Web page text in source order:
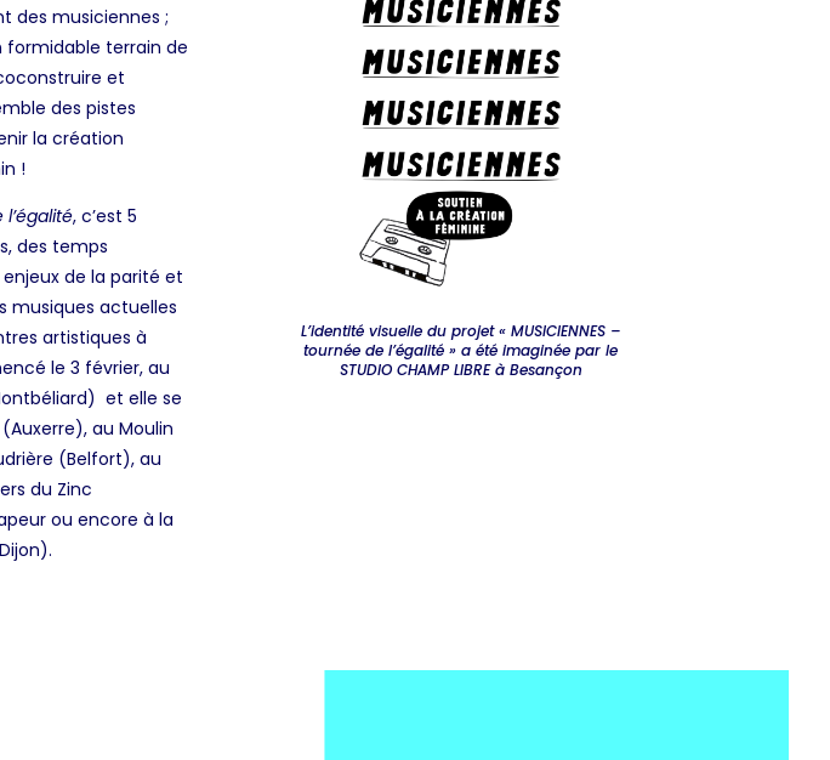
des musiciennes ;
formidable terrain de
et
des pistes
la création
!
l’égalité, c’est 5
des temps
enjeux de la parité et
musiques actuelles
artistiques à
le 3 février, au
et elle se
au Moulin
(Belfort), au
du Zinc
ou encore à la
L’identité visuelle du projet « MUSICIENNES –
tournée de l’égalité » a été imaginée par le
STUDIO CHAMP LIBRE à Besançon